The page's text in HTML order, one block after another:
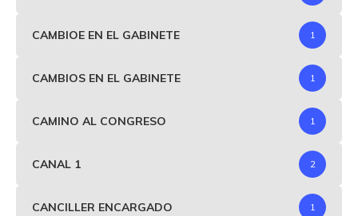
CAMBIOE EN EL GABINETE 1
CAMBIOS EN EL GABINETE 1
CAMINO AL CONGRESO 1
CANAL 1 2
CANCILLER ENCARGADO 1